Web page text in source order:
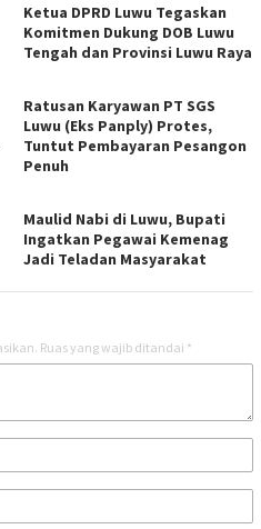
Ketua DPRD Luwu Tegaskan
Komitmen Dukung DOB Luwu
Tengah dan Provinsi Luwu Raya
Ratusan Karyawan PT SGS
Luwu (Eks Panply) Protes,
Tuntut Pembayaran Pesangon
Penuh
Maulid Nabi di Luwu, Bupati
Ingatkan Pegawai Kemenag
Jadi Teladan Masyarakat
Ruas yang wajib ditandai *